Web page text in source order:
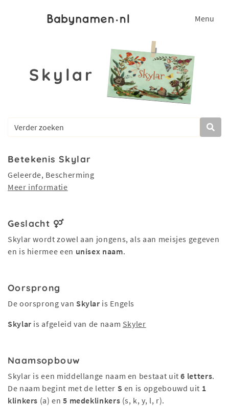
Menu
Skylar
Betekenis Skylar
Geleerde, Bescherming
Meer informatie
Geslacht
Skylar wordt zowel aan jongens, als aan meisjes gegeven
en is hiermee een unisex naam.
Oorsprong
De oorsprong van Skylar is Engels
Skylar is afgeleid van de naam Skyler
Naamsopbouw
Skylar is een middellange naam en bestaat uit6 letters.
De naam begint met de letter S en is opgebouwd uit 1
klinkers (a) en5 medeklinkers (s, k, y, l, r).